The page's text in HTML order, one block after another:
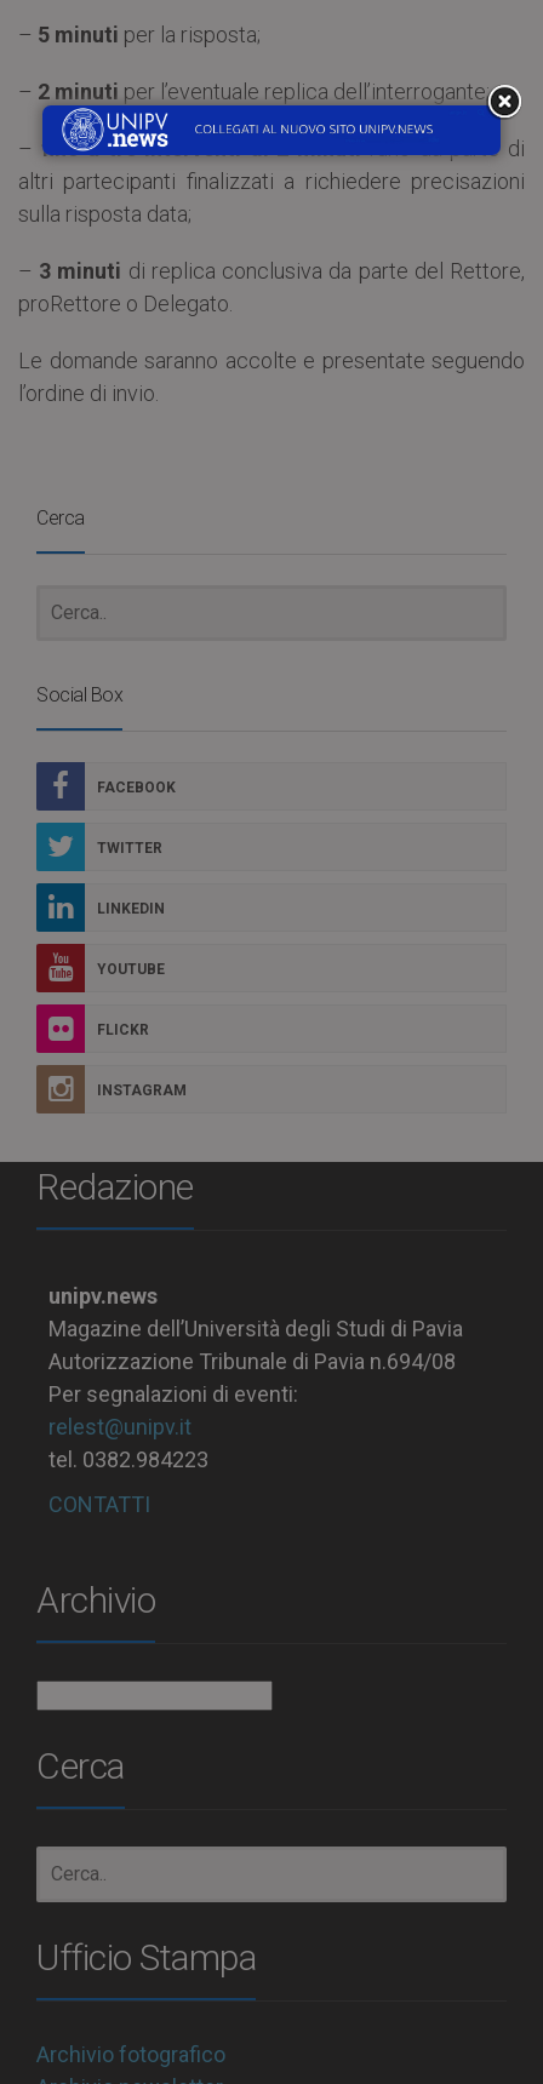
– 5 minuti per la risposta;
– 2 minuti per l’eventuale replica dell’interrogante;
– fino a tre interventi di 2 minutil’uno da parte di
altri partecipanti finalizzati a richiedere precisazioni
sulla risposta data;
– 3 minuti di replica conclusiva da parte del Rettore,
proRettore o Delegato.
Le domande saranno accolte e presentate seguendo
l’ordine di invio.
Cerca
Social Box
FACEBOOK
TWITTER
LINKEDIN
YOUTUBE
FLICKR
INSTAGRAM
Redazione
unipv.news
Magazine dell’Università degli Studi di Pavia
Autorizzazione Tribunale di Pavia n.694/08
Per segnalazioni di eventi:
relest@unipv.it
tel. 0382.984223
CONTATTI
Archivio
Cerca
Ufficio Stampa
Archivio fotografico